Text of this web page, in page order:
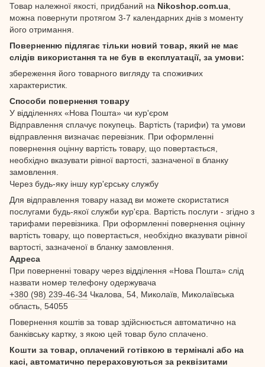
Товар належної якості, придбаний на Nikoshop.com.ua
можна повернути протягом 3-7 календарних днів з моменту
його отримання.
Поверненню підлягає тільки новий товар, який не має
слідів використання та не був в експлуатації, за умови:
збереження його товарного вигляду та споживчих
характеристик.
Способи повернення товару
У відділеннях «Нова Пошта» чи кур'єром
Відправлення сплачує покупець. Вартість (тарифи) та умови
відправлення визначає перевізник. При оформленні
повернення оцінну вартість товару, що повертається,
необхідно вказувати рівної вартості, зазначеної в бланку
замовлення.
Через будь-яку іншу кур'єрську службу
Для відправлення товару назад ви можете скористатися
послугами будь-якої служби кур'єра. Вартість послуги - згідно з
тарифами перевізника. При оформленні повернення оцінну
вартість товару, що повертається, необхідно вказувати рівної
вартості, зазначеної в бланку замовлення.
Адреса
При поверненні товару через відділення «Нова Пошта» слід
назвати номер телефону одержувача
+380 (98) 239-46-34 Чкалова, 54, Миколаїв, Миколаївська
область, 54055
Повернення коштів за товар здійснюється автоматично на
банківську картку, з якою цей товар було сплачено.
Кошти за товар, оплачений готівкою в терміналі або на
касі, автоматично перераховуються за реквізитами